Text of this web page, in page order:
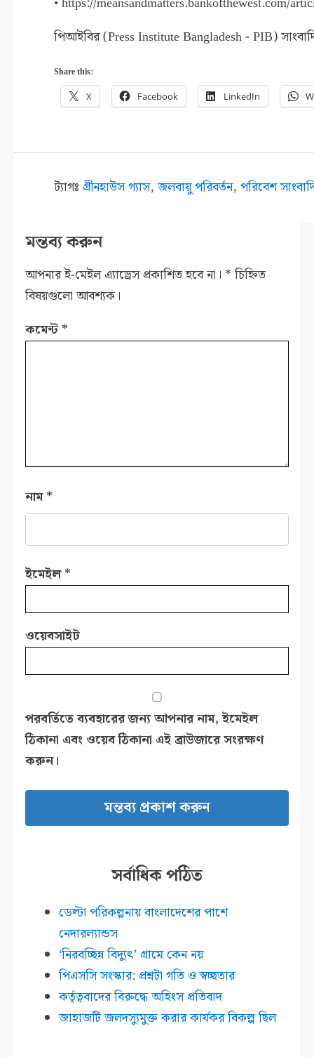
পিআইবির (Press Institute Bangladesh - PIB)
Share this:
X Facebook LinkedIn
ট্যাগঃগ্রীনহাউস গ্যাস,জলবায়ু পরিবর্তন,পরিবেশ
মন্তব্য করুন
আপনার ই-মেইল এ্যাড্রেস প্রকাশিত হবে না। * চিহ্নিত
বিষয়গুলো আবশ্যক।
কমেন্ট *
নাম*
ইমেইল*
ওয়েবসাইট
পরবর্তিতে ব্যবহারের জন্য আপনার নাম, ইমেইল
ঠিকানা এবং ওয়েব ঠিকানা এই ব্রাউজারে সংরক্ষণ
করুন।
সর্বাধিক পঠিত
ডেল্টা পরিকল্পনায় বাংলাদেশের পাশে
নেদারল্যান্ডস
‘নিরবচ্ছিন্ন বিদ্যুৎ’ গ্রামে কেন নয়
পিএসসি সংস্কার: প্রশ্নটা গতি ও স্বচ্ছতার
কর্তৃত্ববাদের বিরুদ্ধে অহিংস প্রতিবাদ
জাহাজটি জলদস্যুমুক্ত করার কার্যকর বিকল্প ছিল